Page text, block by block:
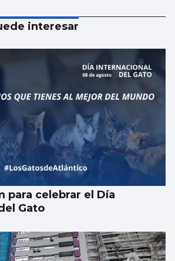
interesar
para celebrar el Día
Gato